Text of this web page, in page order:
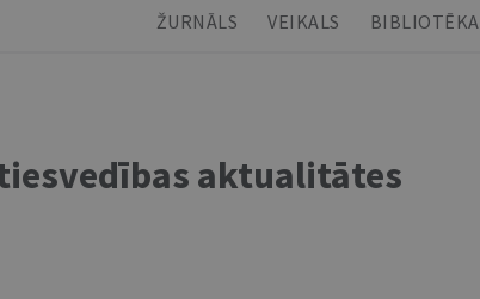
ŽURNĀLS VEIKALS BIBLIOTĒKA
aktualitātes